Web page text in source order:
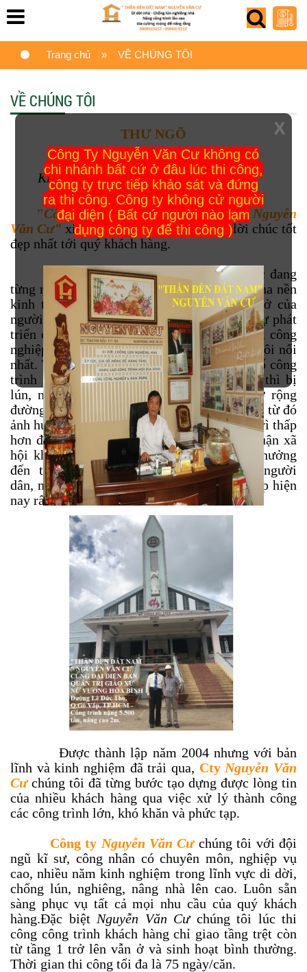
Trang chủ » VỀ CHÚNG TÔI
VỀ CHÚNG TÔI
THƯ NGÕ
Kính gửi: Quý khách hàng!
"Công ty TNHH Xử Lý Lún Nghiêng Nguyễn
Văn Cư" xin gửi lời chào trân trọng và lời chúc tốt
đẹp nhất tới quý khách hàng.
Kính thưa quý khách hàng, đất nước đang
từng ngày thay da đổi thịt, sự tăng trưởng của nền
kinh tế kéo theo các nhu cầu về ăn, mặc, ở của
người dân không ngừng tăng lên. Trong đó sự phát
triển của các công trình xây dựng dân dụng, công
nghiệp trong phạm vi cả nước là hoạt động sôi nổi
nhất. Tuy nhiên vẫn tồn tại tình trạng một số công
trình sau khi xây dựng xong một thời gian thì bị
lún, nghiêng... Đồng thời do tình trạng mở rộng
đường, nâng đường lên cao chống ngập nước, từ đó
ảnh hưởng công trình nhà dân bị ngập nước vì thấp
hơn đường lúc đường đã nâng cao, tạo dư luận xã
hội không tốt đồng thời gây thiệt hại ảnh hưởng
đến tâm lý, tính mạng và tài sản của người
dân, nên nhu cầu nâng cao nhà để chống ngập hiện
nay rất cần thiết.
Được thành lập năm 2004 nhưng với bản
lĩnh và kinh nghiệm đã trải qua, Cty Nguyễn Văn
Cưchúng tôi đã từng bước tạo dựng được lòng tin
của nhiều khách hàng qua việc xử lý thành công
các công trình lớn, khó khăn và phức tạp.
Công ty Nguyễn Văn Cư chúng tôi với đội
ngũ kĩ sư, công nhân có chuyên môn, nghiệp vụ
cao, nhiều năm kinh nghiệm trong lĩnh vực di dời,
chống lún, nghiêng, nâng nhà lên cao. Luôn sẵn
sàng phục vụ tất cả mọi nhu cầu của quý khách
hàng.Đặc biệt Nguyễn Văn Cưchúng tôi lúc thi
công công trình khách hàng chỉ giao tầng trệt còn
từ tầng 1 trở lên vẫn ở và sinh hoạt bình thường.
Thời gian thi công tối đa là 75 ngày/căn.
X
Công Ty Nguyễn Văn Cư không có
chi nhánh bất cứ ở đâu lúc thi công,
công ty trực tiếp khảo sát và đứng
ra thi công. Công ty không cử người
đại diện ( Bất cứ người nào lạm
dụng công ty để thi công )